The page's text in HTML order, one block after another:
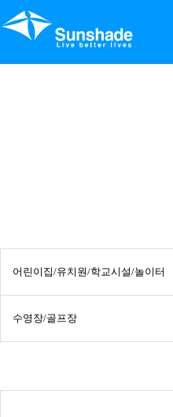
어린이집/유치원/학교시설/놀이터
수영장/골프장